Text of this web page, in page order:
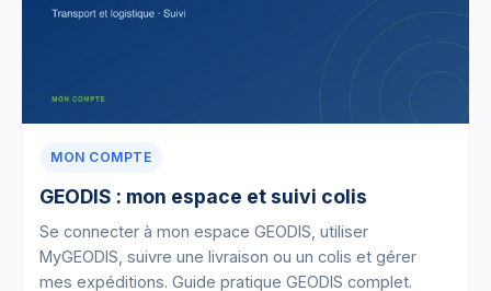
MON COMPTE
GEODIS : mon espace et suivi colis
Se connecter à mon espace GEODIS, utiliser
MyGEODIS, suivre une livraison ou un colis et gérer
mes expéditions. Guide pratique GEODIS complet.